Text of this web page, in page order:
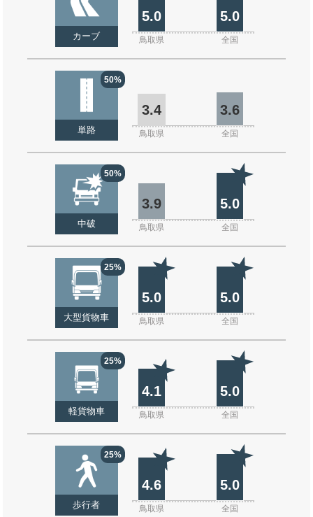
カーブ
5.0 5.0
鳥取県 全国
50%
単路
3.4 3.6
鳥取県 全国
50%
中破
3.9 5.0
鳥取県 全国
25%
大型貨物車
5.0 5.0
鳥取県 全国
25%
軽貨物車
4.1 5.0
鳥取県 全国
25%
歩行者
4.6 5.0
鳥取県 全国